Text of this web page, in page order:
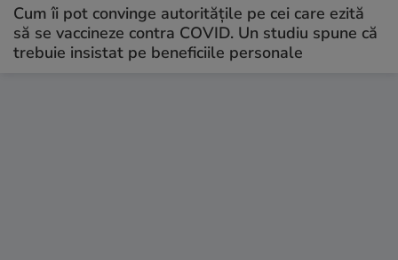
Cum îi pot convinge autoritățile pe cei care ezită
să se vaccineze contra COVID. Un studiu spune că
trebuie insistat pe beneficiile personale